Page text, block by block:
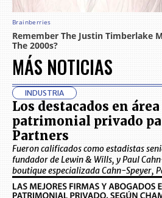
MÁS NOTICIAS
INDUSTRIA
Los destacados en
patrimonial privado
Partners
Fueron calificados como estadistas
fundador de Lewin & Wills, y Paul
boutique especializada Cahn-Speyer,